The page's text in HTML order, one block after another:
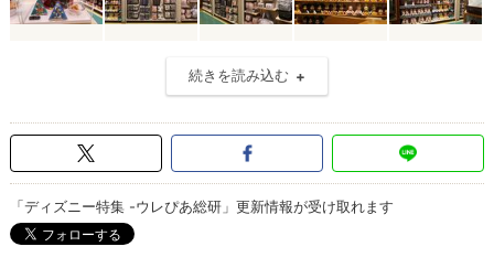
続きを読み込む
「ディズニー特集 -ウレぴあ総研」更新情報が受け取れます